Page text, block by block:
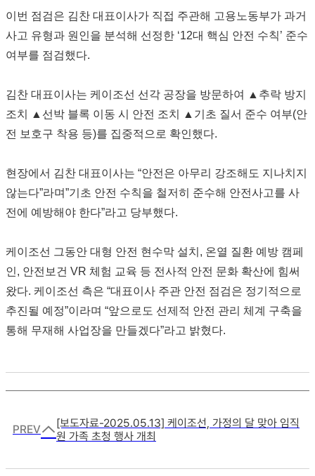
이번 점검은 김찬 대표이사가 직접 주관해 고용노동부가 과거
사고 유형과 원인을 분석해 선정한 ‘12대 핵심 안전 수칙’ 준수
여부를 점검했다.
김찬 대표이사는 케이조선 선각 공장을 방문하여 ▲추락 방지
조치 ▲선박 블록 이동 시 안전 조치 ▲기초 질서 준수 여부(안
전 보호구 착용 등)를 집중적으로 확인했다.
현장에서 김찬 대표이사는 “안전은 아무리 강조해도 지나치지
않는다”라며”기초 안전 수칙을 철저히 준수해 안전사고를 사
전에 예방해야 한다”라고 당부했다.
케이조선 그동안 대형 안전 현수막 설치, 온열 질환 예방 캠페
인, 안전보건 VR 체험 교육 등 전사적 안전 문화 확산에 힘써
왔다. 케이조선 측은 “대표이사 주관 안전 점검은 정기적으로
추진될 예정”이라며 “앞으로도 선제적 안전 관리 체계 구축을
통해 무재해 사업장을 만들겠다”라고 밝혔다.
PREV
[보도자료-2025.05.13] 케이조선, 가정의 달 맞아 임직
원 가족 초청 행사 개최